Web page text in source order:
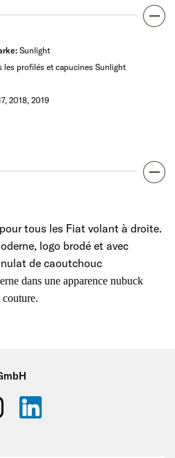
Sunlight
les profilés et capucines Sunlight
2018, 2019
tous les Fiat volant à droite.
logo brodé et avec
de caoutchouc
dans une apparence nubuck
couture.